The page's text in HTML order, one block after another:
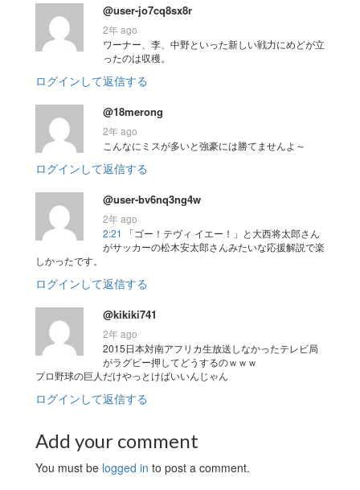
@user-jo7cq8sx8r
2年 ago
ワーナー、李、中野といった新しい戦力にめどが立
ったのは収穫。
ログインして返信する
@18merong
2年 ago
こんなにミスが多いと強豪には勝てませんよ～
ログインして返信する
@user-bv6nq3ng4w
2年 ago
2:21
「ゴー！テヴィ イエー！」と大西将太郎さん
がサッカーの松木安太郎さんみたいな応援解説で楽
しかったです。
ログインして返信する
@kikiki741
2年 ago
2015日本対南アフリカ生放送しなかったテレビ局
がラグビー押してどうするのｗｗｗ
プロ野球の巨人だけやっとけばいいんじゃん
ログインして返信する
Add your comment
You must be logged in to post a comment.